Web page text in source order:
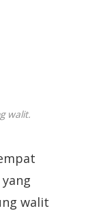
walit.
walit